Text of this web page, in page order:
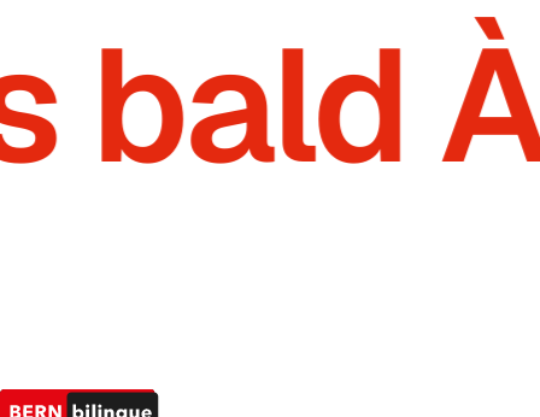
bald